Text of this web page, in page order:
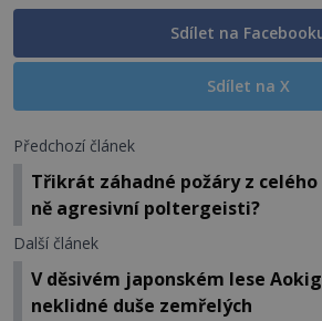
Sdílet na
Sdílet na X
Předchozí článek
Třikrát záhadné požáry z celého
ně agresivní poltergeisti?
Další článek
V děsivém japonském lese
neklidné duše zemřelých